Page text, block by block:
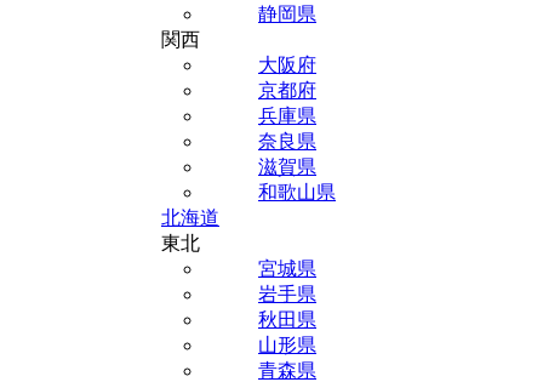
静岡県
関西
大阪府
京都府
兵庫県
奈良県
滋賀県
和歌山県
北海道
東北
宮城県
岩手県
秋田県
山形県
青森県